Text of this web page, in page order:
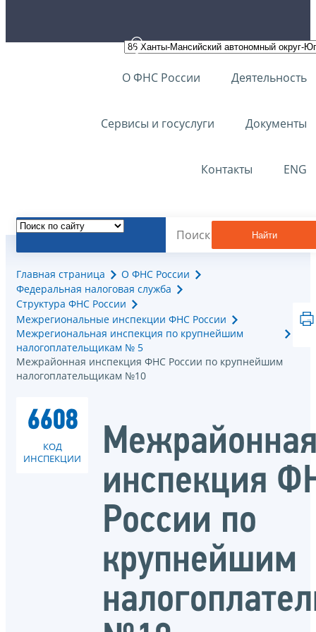
О ФНС России Деятельность
Сервисы и госуслуги Документы
Контакты ENG
Найти
Главная страница
О ФНС России
Федеральная налоговая служба
Структура ФНС России
Межрегиональные инспекции ФНС России
Межрегиональная инспекция по крупнейшим
налогоплательщикам № 5
Межрайонная инспекция ФНС России по крупнейшим
налогоплательщикам №10
6608
КОД
ИНСПЕКЦИИ
инспекция
России по
крупнейшим